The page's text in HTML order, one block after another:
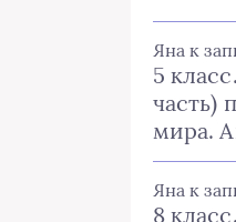
Яна к
5
часть)
мира.
Яна к
8